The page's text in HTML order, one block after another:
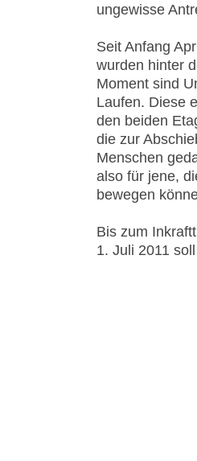
ungewisse
Seit Anfang
wurden hinter
Moment sind
Laufen. Diese
den beiden
die zur
Menschen
also für jene,
bewegen
Bis zum
1. Juli 2011